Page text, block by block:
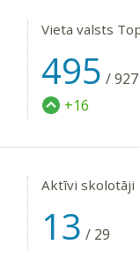
Vieta valsts
495 /927
+16
Aktīvi skolotāji
13 / 29